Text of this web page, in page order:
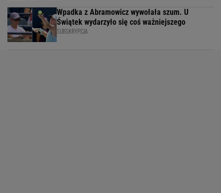
Wpadka z Abramowicz wywołała szum. U
Świątek wydarzyło się coś ważniejszego
SUBSKRYPCJA